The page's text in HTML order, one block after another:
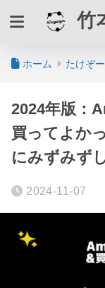
竹
ホーム たけぞー
2024年版：
買ってよか
にみずみず
2024-11-07